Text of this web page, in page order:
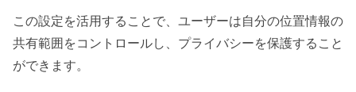
この設定を活用することで、ユーザーは自分の位置情報の
共有範囲をコントロールし、プライバシーを保護すること
ができます。